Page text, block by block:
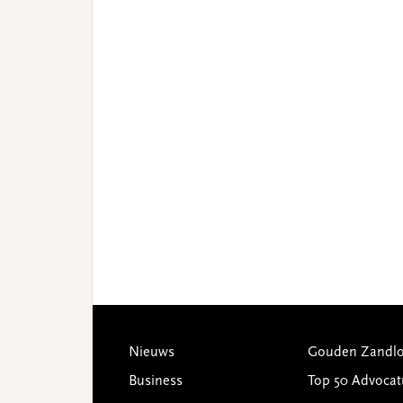
Footer
Nieuws
Business
Gouden
Top 50